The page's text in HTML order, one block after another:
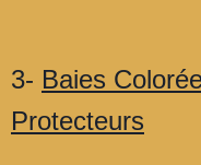
3- Baies
Protecteurs